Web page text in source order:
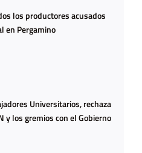
los productores acusados
en Pergamino
Universitarios, rechaza
y los gremios con el Gobierno